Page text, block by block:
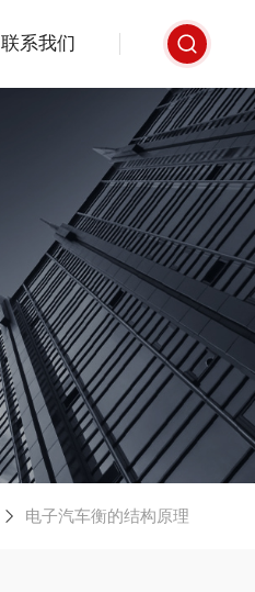
联系我们
电子汽车衡的结构原理